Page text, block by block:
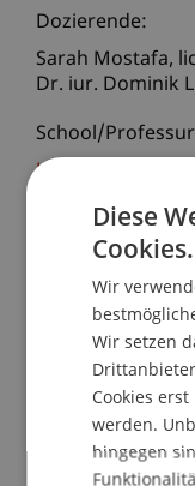
Dozierende:
Sarah Mostafa
Dr. iur. Dominik
School/
Lehrstuhl für
Im Rahmen
Zuge des
Bank- und
aktuelle
in Kraft und für
besonderer
Diese
Cookies.
Wir
Wir setzen
Cookies
werden.
hingegen